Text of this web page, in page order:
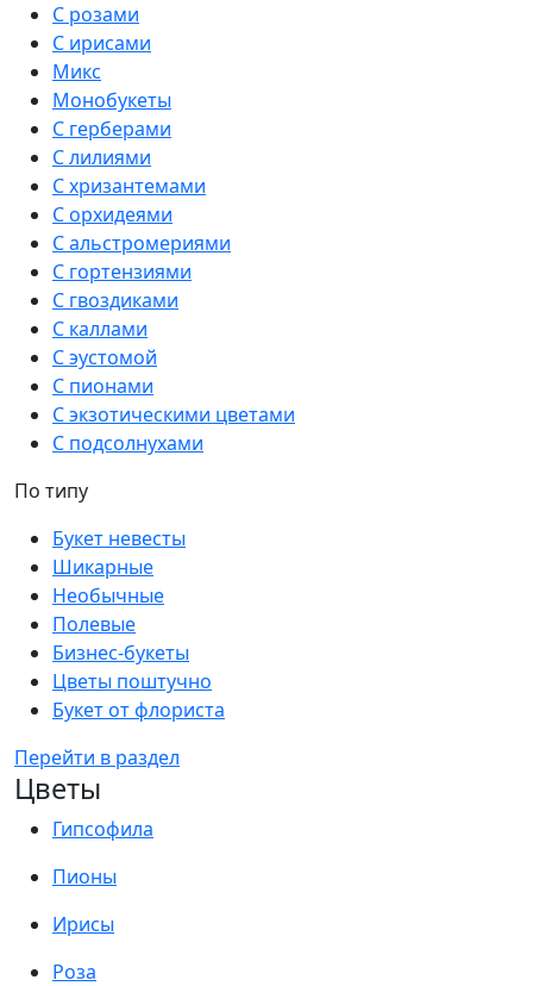
С розами
С ирисами
Микс
Монобукеты
С герберами
С лилиями
С хризантемами
С орхидеями
С альстромериями
С гортензиями
С гвоздиками
С каллами
С эустомой
С пионами
С экзотическими цветами
С подсолнухами
По типу
Букет невесты
Шикарные
Необычные
Полевые
Бизнес-букеты
Цветы поштучно
Букет от флориста
Перейти в раздел
Цветы
Гипсофила
Пионы
Ирисы
Роза